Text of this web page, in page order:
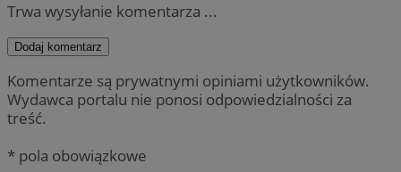
Trwa wysyłanie komentarza ...
Dodaj komentarz
Komentarze są prywatnymi opiniami użytkowników.
Wydawca portalu nie ponosi odpowiedzialności za
treść.
* pola obowiązkowe